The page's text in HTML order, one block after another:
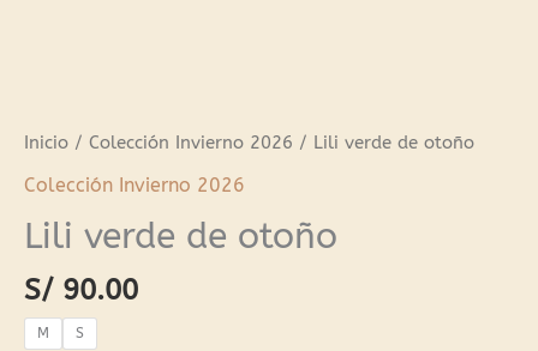
Inicio / Colección Invierno 2026 / Lili verde de otoño
Colección Invierno 2026
Lili verde de otoño
S/ 90.00
M S